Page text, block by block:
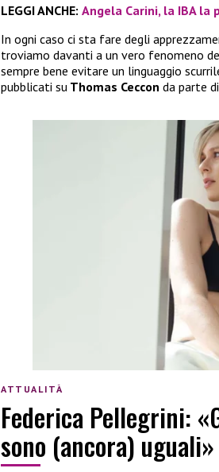
LEGGI ANCHE: Angela Carini, la IBA la
In ogni caso ci sta fare degli
troviamo davanti a un vero fenomeno
sempre bene evitare un linguaggio
pubblicati su Thomas Ceccon da parte
ATTUALITÀ
Federica Pellegrini:
sono (ancora) uguali»